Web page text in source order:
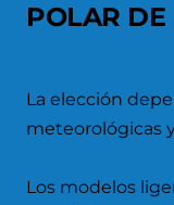
POLAR
La elección
meteorológicas
Los modelos